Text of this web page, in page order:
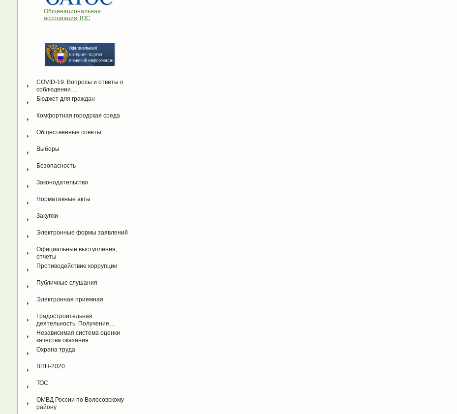
Общенациональная
ассоциация ТОС
COVID-19. Вопросы и ответы о
соблюдении…
Бюджет для граждан
Комфортная городская среда
Общественные советы
Выборы
Безопасность
Законодательство
Нормативные акты
Закупки
Электронные формы заявлений
Официальные выступления,
отчеты
Противодействие коррупции
Публичные слушания
Электронная приемная
Градостроительная
деятельность. Получение…
Независимая система оценки
качества оказания…
Охрана труда
ВПН-2020
ТОС
ОМВД России по Волосовскому
району